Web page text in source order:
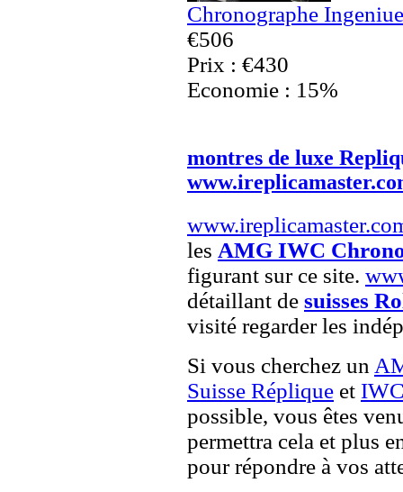
Chronographe
€506
Prix : €430
Economie : 15%
montres de luxe
les AMG IWC
figurant sur ce site.
détaillant de suisses
visité regarder les
Si vous cherchez un
Suisse Réplique et
possible, vous êtes
permettra cela et plus
pour répondre à vos